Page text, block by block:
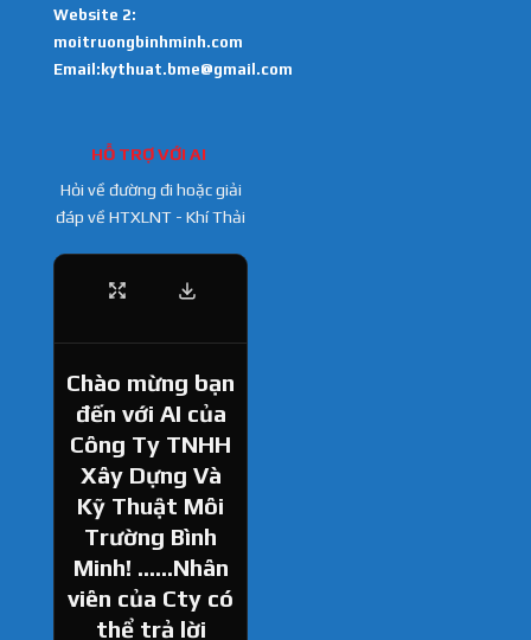
Website 2:
moitruongbinhminh.com
Email:kythuat.bme@gmail.com
HỖ TRỢ VỚI AI
Hỏi về đường đi hoặc giải
đáp về HTXLNT - Khí Thải
Chào mừng bạn
đến với AI của
Công Ty TNHH
Xây Dựng Và
Kỹ Thuật Môi
Trường Bình
Minh! ......Nhân
viên của Cty có
thể trả lời